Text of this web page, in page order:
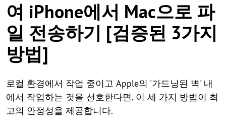
여 iPhone에서 Mac으로 파
일 전송하기 [검증된 3가지
방법]
로컬 환경에서 작업 중이고 Apple의 '가드닝된 벽' 내
에서 작업하는 것을 선호한다면, 이 세 가지 방법이 최
고의 안정성을 제공합니다.